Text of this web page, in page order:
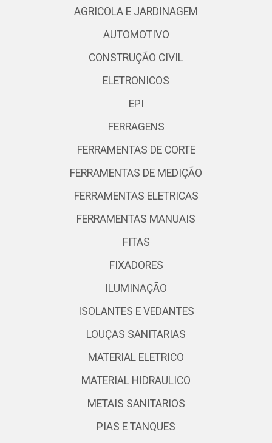
AGRICOLA E JARDINAGEM
AUTOMOTIVO
CONSTRUÇÃO CIVIL
ELETRONICOS
EPI
FERRAGENS
FERRAMENTAS DE CORTE
FERRAMENTAS DE MEDIÇÃO
FERRAMENTAS ELETRICAS
FERRAMENTAS MANUAIS
FITAS
FIXADORES
ILUMINAÇÃO
ISOLANTES E VEDANTES
LOUÇAS SANITARIAS
MATERIAL ELETRICO
MATERIAL HIDRAULICO
METAIS SANITARIOS
PIAS E TANQUES